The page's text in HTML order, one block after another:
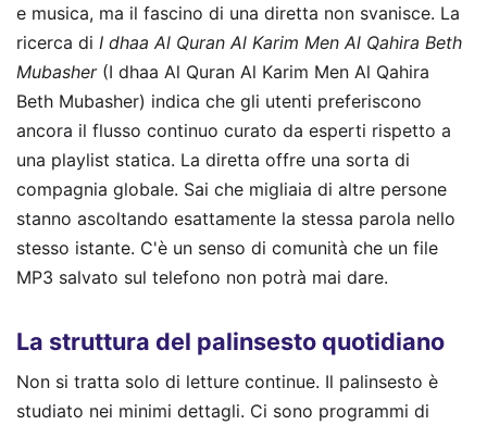
e musica, ma il fascino di una diretta non svanisce. La
ricerca di I dhaa Al Quran Al Karim Men Al Qahira Beth
Mubasher(I dhaa Al Quran Al Karim Men Al Qahira
Beth Mubasher) indica che gli utenti preferiscono
ancora il flusso continuo curato da esperti rispetto a
una playlist statica. La diretta offre una sorta di
compagnia globale. Sai che migliaia di altre persone
stanno ascoltando esattamente la stessa parola nello
stesso istante. C'è un senso di comunità che un file
MP3 salvato sul telefono non potrà mai dare.
La struttura del palinsesto quotidiano
Non si tratta solo di letture continue. Il palinsesto è
studiato nei minimi dettagli. Ci sono programmi di